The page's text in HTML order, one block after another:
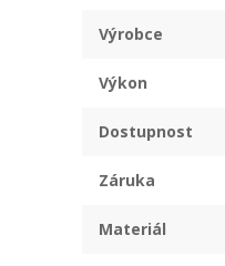
Výrobce
Výkon
Dostupnost
Záruka
Materiál